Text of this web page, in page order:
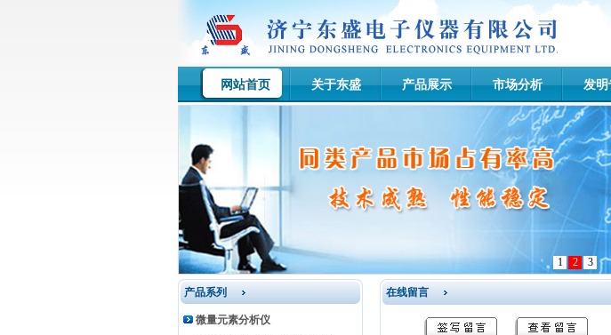
网站首页 关于东盛 产品展示 市场分析 发明
1 2 3
产品系列
微量元素分析仪
在线留言